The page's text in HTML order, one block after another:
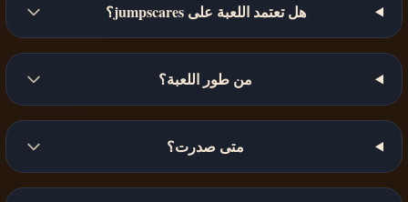
هل تعتمد اللعبة على jumpscares؟
من طور اللعبة؟
متى صدرت؟